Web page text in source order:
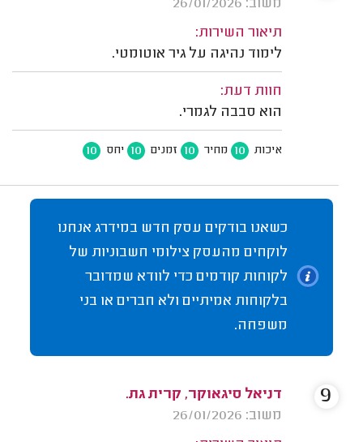
משוב: 26/01/2026
תיאור השירות:
לימוד נהיגה על גיר אוטומטי.
חוות דעת:
הוא סבבה לגמרי.
איכות 10 מחיר 10 זמנים 10 יחס 10
כשאנו בודקים עסק חדש במידרג אנחנו
לוקחים מהעסק צילומי חשבוניות של
לקוחות קודמים כדי לוודא שמדובר
בלקוחות אמיתיים ולא חברים או בני
משפחה.
דניאל סיגאוקר, קרית גת.
משוב: 26/01/2026
9